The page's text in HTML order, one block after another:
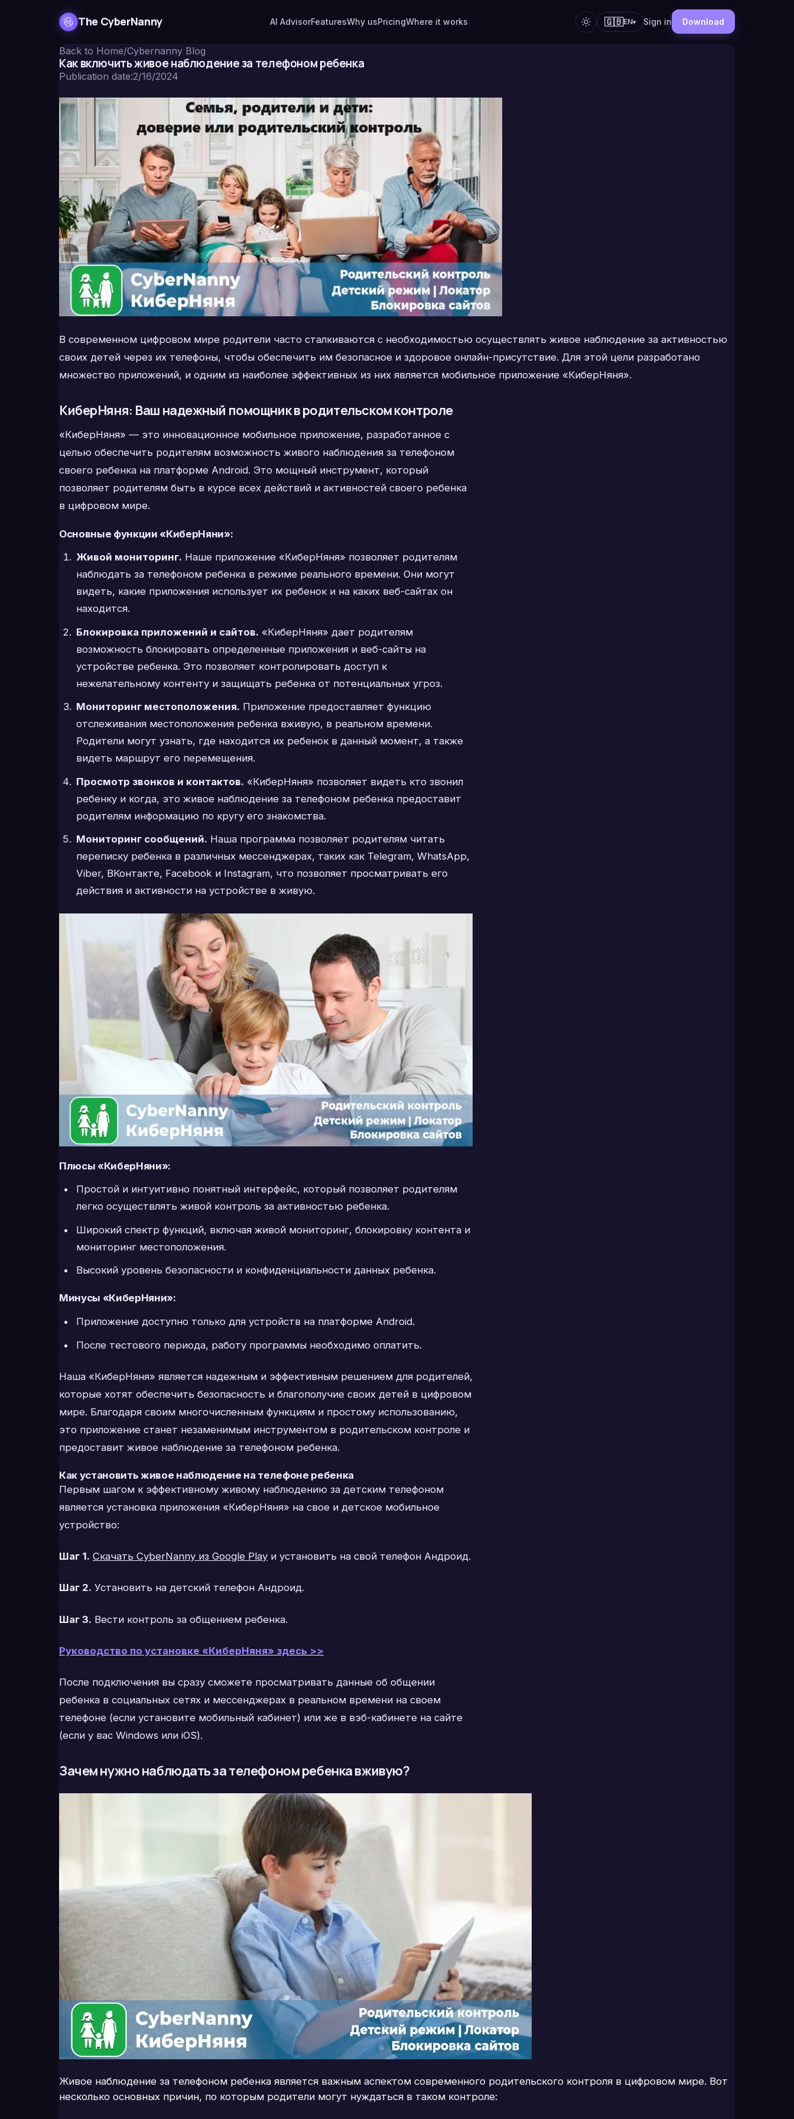
The CyberNanny AI AdvisorFeaturesWhy usPricingWhere it works 🇬🇧EN▾ Sign in Download
Back to Home/Cybernanny Blog
Как включить живое наблюдение за телефоном ребенка
Publication date:2/16/2024
В современном цифровом мире родители часто сталкиваются с необходимостью осуществлять живое наблюдение за активностью
своих детей через их телефоны, чтобы обеспечить им безопасное и здоровое онлайн-присутствие. Для этой цели разработано
множество приложений, и одним из наиболее эффективных из них является мобильное приложение «КиберНяня».
КиберНяня: Ваш надежный помощник в родительском контроле
«КиберНяня» — это инновационное мобильное приложение, разработанное с
целью обеспечить родителям возможность живого наблюдения за телефоном
своего ребенка на платформе Android. Это мощный инструмент, который
позволяет родителям быть в курсе всех действий и активностей своего ребенка
в цифровом мире.
Основные функции «КиберНяни»:
Живой мониторинг. Наше приложение «КиберНяня» позволяет родителям
наблюдать за телефоном ребенка в режиме реального времени. Они могут
видеть, какие приложения использует их ребенок и на каких веб-сайтах он
находится.
Блокировка приложений и сайтов. «КиберНяня» дает родителям
возможность блокировать определенные приложения и веб-сайты на
устройстве ребенка. Это позволяет контролировать доступ к
нежелательному контенту и защищать ребенка от потенциальных угроз.
Мониторинг местоположения. Приложение предоставляет функцию
отслеживания местоположения ребенка вживую, в реальном времени.
Родители могут узнать, где находится их ребенок в данный момент, а также
видеть маршрут его перемещения.
Просмотр звонков и контактов. «КиберНяня» позволяет видеть кто звонил
ребенку и когда, это живое наблюдение за телефоном ребенка предоставит
родителям информацию по кругу его знакомства.
Мониторинг сообщений. Наша программа позволяет родителям читать
переписку ребенка в различных мессенджерах, таких как Telegram, WhatsApp,
Viber, ВКонтакте, Facebook и Instagram, что позволяет просматривать его
действия и активности на устройстве в живую.
Плюсы «КиберНяни»:
Простой и интуитивно понятный интерфейс, который позволяет родителям
легко осуществлять живой контроль за активностью ребенка.
Широкий спектр функций, включая живой мониторинг, блокировку контента и
мониторинг местоположения.
Высокий уровень безопасности и конфиденциальности данных ребенка.
Минусы «КиберНяни»:
Приложение доступно только для устройств на платформе Android.
После тестового периода, работу программы необходимо оплатить.
Наша «КиберНяня» является надежным и эффективным решением для родителей,
которые хотят обеспечить безопасность и благополучие своих детей в цифровом
мире. Благодаря своим многочисленным функциям и простому использованию,
это приложение станет незаменимым инструментом в родительском контроле и
предоставит живое наблюдение за телефоном ребенка.
Как установить живое наблюдение на телефоне ребенка
Первым шагом к эффективному живому наблюдению за детским телефоном
является установка приложения «КиберНяня» на свое и детское мобильное
устройство:
Шаг 1. Скачать CyberNanny из Google Play и установить на свой телефон Андроид.
Шаг 2. Установить на детский телефон Андроид.
Шаг 3. Вести контроль за общением ребенка.
Руководство по установке «КиберНяня» здесь >>
После подключения вы сразу сможете просматривать данные об общении
ребенка в социальных сетях и мессенджерах в реальном времени на своем
телефоне (если установите мобильный кабинет) или же в вэб-кабинете на сайте
(если у вас Windows или iOS).
Зачем нужно наблюдать за телефоном ребенка вживую?
Живое наблюдение за телефоном ребенка является важным аспектом современного родительского контроля в цифровом мире. Вот
несколько основных причин, по которым родители могут нуждаться в таком контроле: